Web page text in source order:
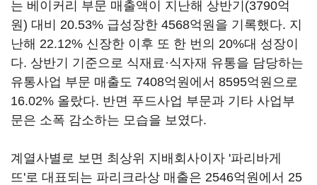
는 베이커리 부문 매출액이 지난해 상반기(3790억
원) 대비 20.53% 급성장한 4568억원을 기록했다. 지
난해 22.12% 신장한 이후 또 한 번의 20%대 성장이
다. 상반기 기준으로 식재료·식자재 유통을 담당하는
유통사업 부문 매출도 7408억원에서 8595억원으로
16.02% 올랐다. 반면 푸드사업 부문과 기타 사업부
문은 소폭 감소하는 모습을 보였다.
계열사별로 보면 최상위 지배회사이자 '파리바게
뜨'로 대표되는 파리크라상 매출은 2546억원에서 25